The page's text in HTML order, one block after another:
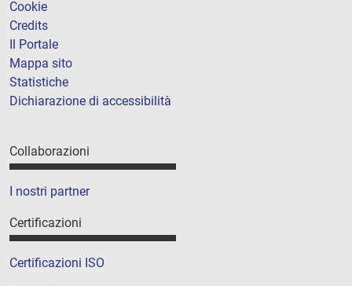
Cookie
Credits
Il Portale
Mappa sito
Statistiche
Dichiarazione di accessibilità
Collaborazioni
I nostri partner
Certificazioni
Certificazioni ISO